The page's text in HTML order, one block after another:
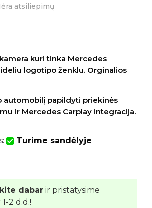
atsiliepimų
kuri tinka Mercedes
logotipo ženklu. Orginalios
automobilį papildyti priekinės
ir Mercedes Carplay integracija.
Turime sandėlyje
dabar ir pristatysime
2 d.d.!